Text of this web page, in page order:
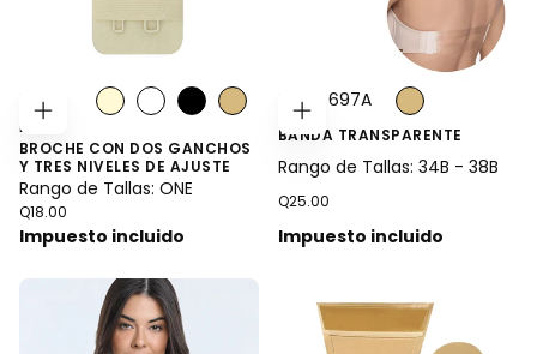
ELEGIR
Estilo:
BR01
BROCHE CON DOS GANCHOS
Y TRES NIVELES DE AJUSTE
Rango de Tallas: ONE
Precio
regular
Q18.00
Impuesto incluido
ELEGIR
OPCIONES
Estilo: 697A
BANDA TRANSPARENTE
Rango de Tallas: 34B - 38B
Precio
Q25.00
Impuesto incluido